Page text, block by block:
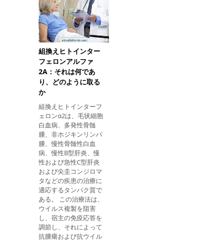
7日間でコンドームを
使用する必要がありま
す。 次の注射の日付
は、忘れないように注
意しなければならない
が、もし起これば、予
想された日の4週間以
内に注射を受けること
ができるが
ソニアジド リファンピ
シン カプセル 21〜35
Kg 200 mg 300 mg 1
200+ 300カプセル 36〜
45 Kg 300 mg 450 mg
200 + 300カプセルと
100 + 150カプセルの1
カプセル 45キロ以上
400 mg 600 mg 2 200 +
300カプセル 用量は、
好ましくは空腹時また
は摂食後2時間に、好
ましくは朝に1回投与
するべきである。 治療
は6ヶ月間実施する必
要がありますが、医師
は投与量を変更するこ
とがあります。 行動の
仕組み イソニアジドと
リファンピシンは、 結
核菌（Mycobacterium
tuberculosis） と呼ば
れる結核菌と戦う物質
です。 イソニアジド
は、急速分裂を阻害
し、結核菌を引き起こ
組換えヒトインター
フェロンアルファ
2A：それは何であ
り、どのように取る
か
組換えヒトインターフ
ェロンα2は、毛状細胞
白血病、多発性骨髄
腫、非ホジキンリンパ
腫、慢性骨髄性白血
病、慢性B型肝炎、慢
性および急性C型肝炎
および尖圭コンジロマ
タなどの疾患の治療に
適応するタンパク質で
ある。 この治療法は、
ウイルス複製を阻害
し、宿主の免疫応答を
調節し、それによって
抗腫瘍および抗ウイル